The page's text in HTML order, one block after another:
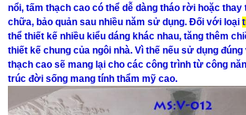
nổi, tấm thạch cao có thể dễ dàng tháo rời hoặc thay
chữa, bảo quản sau nhiều năm sử dụng. Đối với loại
thể thiết kế nhiều kiểu dáng khác nhau, tăng thêm
thiết kế chung của ngôi nhà. Vì thế nếu sử dụng
thạch cao sẽ mang lại cho các công trình từ công
trúc đời sống mang tính thẩm mỹ cao.